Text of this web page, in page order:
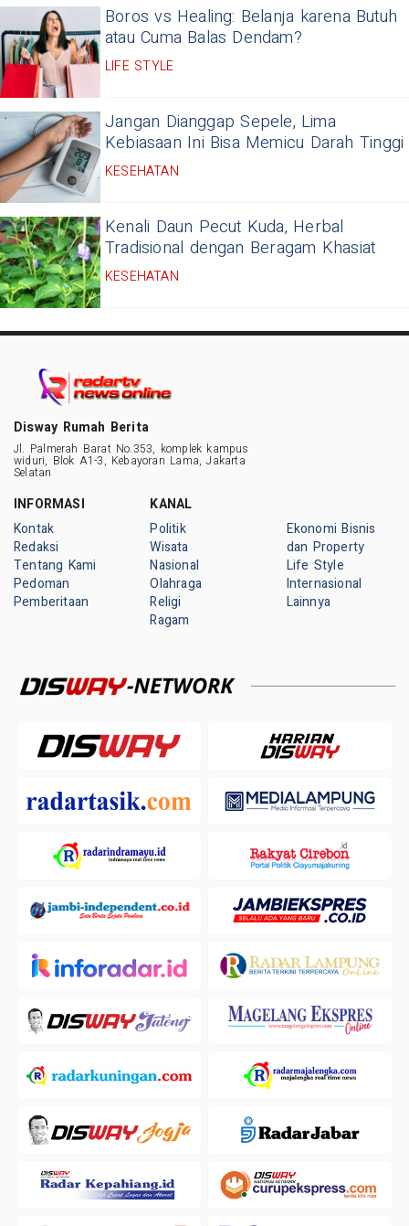
Boros vs Healing: Belanja karena Butuh
atau Cuma Balas Dendam?
LIFE STYLE
Jangan Dianggap Sepele, Lima
Kebiasaan Ini Bisa Memicu Darah Tinggi
KESEHATAN
Kenali Daun Pecut Kuda, Herbal
Tradisional dengan Beragam Khasiat
KESEHATAN
Disway Rumah Berita
Jl. Palmerah Barat No.353, komplek kampus
widuri, Blok A1-3, Kebayoran Lama, Jakarta
Selatan
INFORMASI
Kontak
Redaksi
Tentang Kami
Pedoman
Pemberitaan
KANAL
Politik
Wisata
Nasional
Olahraga
Religi
Ragam
Ekonomi Bisnis
dan Property
Life Style
Internasional
Lainnya